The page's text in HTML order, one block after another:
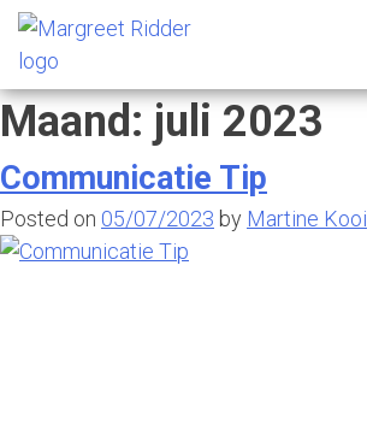
Maand: juli 2023
Communicatie Tip
Posted on 05/07/2023 by Martine Kooi